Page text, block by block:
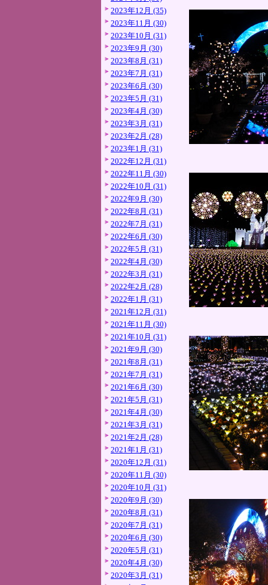
2023年12月 (35)
2023年11月 (30)
2023年10月 (31)
2023年9月 (30)
2023年8月 (31)
2023年7月 (31)
2023年6月 (30)
2023年5月 (31)
2023年4月 (30)
2023年3月 (31)
2023年2月 (28)
2023年1月 (31)
2022年12月 (31)
2022年11月 (30)
2022年10月 (31)
2022年9月 (30)
2022年8月 (31)
2022年7月 (31)
2022年6月 (30)
2022年5月 (31)
2022年4月 (30)
2022年3月 (31)
2022年2月 (28)
2022年1月 (31)
2021年12月 (31)
2021年11月 (30)
2021年10月 (31)
2021年9月 (30)
2021年8月 (31)
2021年7月 (31)
2021年6月 (30)
2021年5月 (31)
2021年4月 (30)
2021年3月 (31)
2021年2月 (28)
2021年1月 (31)
2020年12月 (31)
2020年11月 (30)
2020年10月 (31)
2020年9月 (30)
2020年8月 (31)
2020年7月 (31)
2020年6月 (30)
2020年5月 (31)
2020年4月 (30)
2020年3月 (31)